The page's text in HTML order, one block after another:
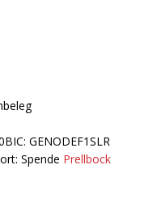
GENODEF1SLR
Spende Prellbock